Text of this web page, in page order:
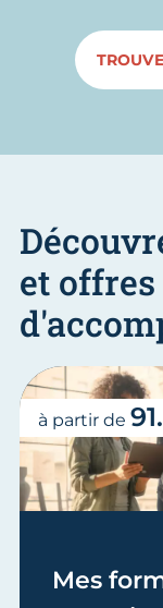
et offres
Mes
à partir de